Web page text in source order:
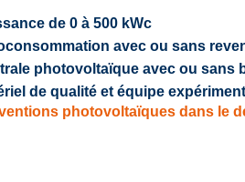
de 0 à 500 kWc
avec ou sans
photovoltaïque avec ou sans
de qualité et équipe
photovoltaïques dans le